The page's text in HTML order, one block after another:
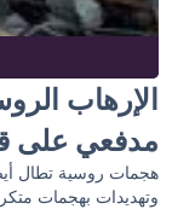
مدفعي على
هجمات روسية تطال
وتهديدات بهجمات